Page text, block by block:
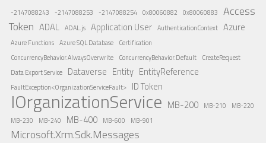
-2147088243 -2147088253 -2147088254 0x80060882 0x80060883
Access
Token ADAL ADAL.js Application User AuthenticationContext Azure
Azure Functions Azure SQL Database
Certification
ConcurrencyBehavior.AlwaysOverwrite
ConcurrencyBehavior.Default
CreateRequest
Data Export Service
Dataverse Entity EntityReference
FaultException<OrganizationServiceFault> ID Token
IOrganizationService MB-200 MB-210
MB-220
MB-230
MB-240 MB-400 MB-600 MB-901
Microsoft.Xrm.Sdk.Messages